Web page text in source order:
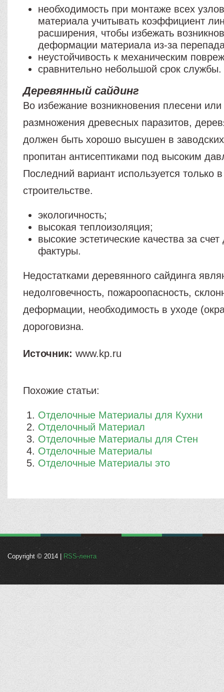
необходимость при монтаже всех
материала учитывать коэффициент
расширения, чтобы избежать
деформации материала из-за
неустойчивость к механическим
сравнительно небольшой срок службы.
Деревянный сайдинг
Во избежание возникновения плесени
размножения древесных паразитов,
должен быть хорошо высушен в
пропитан антисептиками под высоким
Последний вариант используется только
строительстве.
экологичность;
высокая теплоизоляция;
высокие эстетические качества за
фактуры.
Недостатками деревянного сайдинга
недолговечность, пожароопасность,
деформации, необходимость в уходе
дороговизна.
Источник: www.kp.ru
Похожие статьи:
Отделочные Материалы для Кухни
Отделочный Материал
Отделочные Материалы для Стен
Отделочные Материалы
Отделочные Материалы это
Copyright © 2014 | RSS-лента